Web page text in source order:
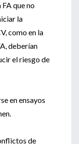
que no
la
como en la
deberían
el riesgo de
en ensayos
de